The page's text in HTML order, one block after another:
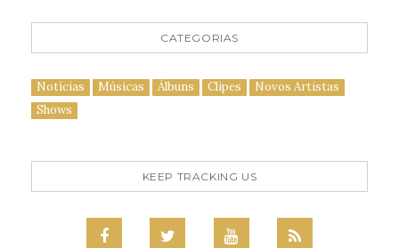
CATEGORIAS
Notícias Músicas Álbuns Clipes
Novos Artistas
Shows
KEEP TRACKING US